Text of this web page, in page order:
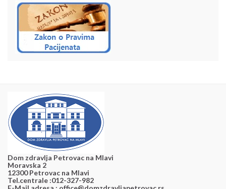
Dom zdravlja Petrovac na Mlavi
Moravska 2
12300 Petrovac na Mlavi
Tel.centrale :012-327-982